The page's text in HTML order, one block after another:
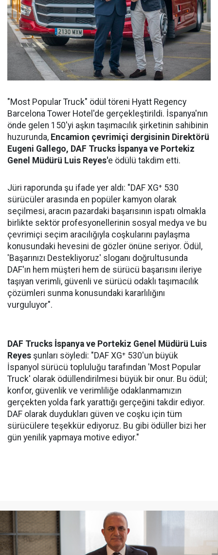
"Most Popular Truck" ödül töreni Hyatt Regency
Barcelona Tower Hotel'de gerçekleştirildi. İspanya'nın
önde gelen 150'yi aşkın taşımacılık şirketinin sahibinin
huzurunda, Encamion çevrimiçi dergisinin Direktörü
Eugeni Gallego, DAF Trucks İspanya ve Portekiz
Genel Müdürü Luis Reyes'e ödülü takdim etti.
Jüri raporunda şu ifade yer aldı: "DAF XG⁺ 530
sürücüler arasında en popüler kamyon olarak
seçilmesi, aracın pazardaki başarısının ispatı olmakla
birlikte sektör profesyonellerinin sosyal medya ve bu
çevrimiçi seçim aracılığıyla coşkularını paylaşma
konusundaki hevesini de gözler önüne seriyor. Ödül,
'Başarınızı Destekliyoruz' sloganı doğrultusunda
DAF'ın hem müşteri hem de sürücü başarısını ileriye
taşıyan verimli, güvenli ve sürücü odaklı taşımacılık
çözümleri sunma konusundaki kararlılığını
vurguluyor".
DAF Trucks İspanya ve Portekiz Genel Müdürü Luis
Reyes şunları söyledi: "DAF XG⁺ 530'un büyük
İspanyol sürücü topluluğu tarafından 'Most Popular
Truck' olarak ödüllendirilmesi büyük bir onur. Bu ödül;
konfor, güvenlik ve verimliliğe odaklanmamızın
gerçekten yolda fark yarattığı gerçeğini takdir ediyor.
DAF olarak duydukları güven ve coşku için tüm
sürücülere teşekkür ediyoruz. Bu gibi ödüller bizi her
gün yenilik yapmaya motive ediyor."